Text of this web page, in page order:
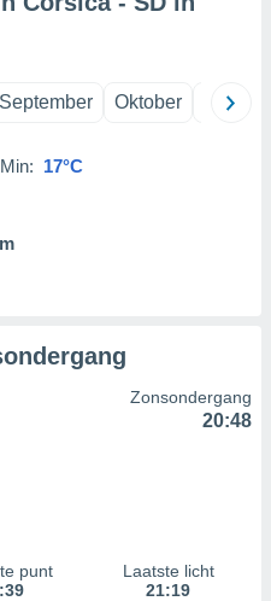
September Oktober
Min: 17°C
Zonsondergang
20:48
punt
Laatste licht
21:19